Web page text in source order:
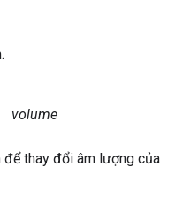
volume
thay đổi âm lượng của